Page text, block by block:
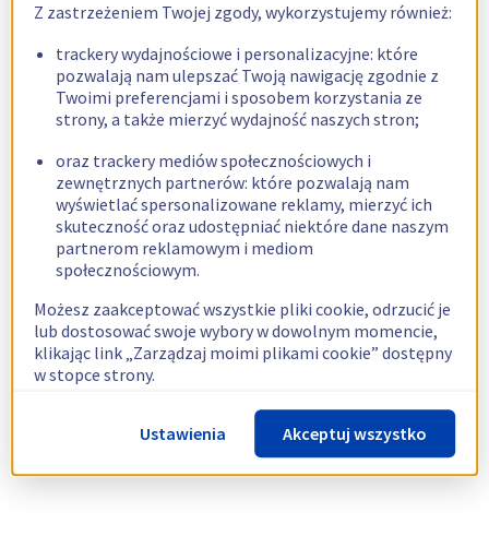
Z zastrzeżeniem Twojej zgody, wykorzystujemy również:
trackery wydajnościowe i personalizacyjne: które
pozwalają nam ulepszać Twoją nawigację zgodnie z
Twoimi preferencjami i sposobem korzystania ze
strony, a także mierzyć wydajność naszych stron;
oraz trackery mediów społecznościowych i
zewnętrznych partnerów: które pozwalają nam
wyświetlać spersonalizowane reklamy, mierzyć ich
skuteczność oraz udostępniać niektóre dane naszym
partnerom reklamowym i mediom
społecznościowym.
Możesz zaakceptować wszystkie pliki cookie, odrzucić je
lub dostosować swoje wybory w dowolnym momencie,
klikając link „Zarządzaj moimi plikami cookie” dostępny
w stopce strony.
Więcej informacji znajdziesz w naszejpolityce
dotyczącej wykorzystywania plików cookie.
Ustawienia Akceptuj wszystko